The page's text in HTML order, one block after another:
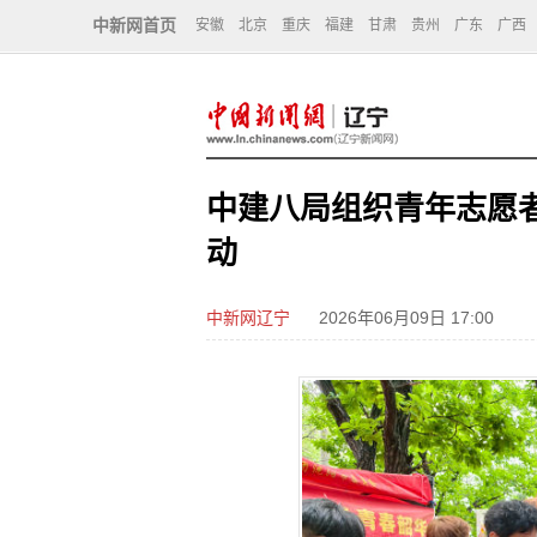
中新网首页 安徽 北京 重庆 福建 甘肃 贵州 广东 广西
中建八局组织青年志愿
动
中新网辽宁 2026年06月09日 17:00